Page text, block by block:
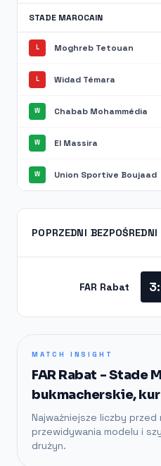
STADE MAROCAIN
L Moghreb Tetouan
L Widad Témara
W Chabab Mohammédia
W El Massira
W Union Sportive Boujaad
POPRZEDNI
FAR Rabat
MATCH INSIGHT
FAR Rabat - Stade
bukmacherskie,
Najważniejsze liczby przed
przewidywania modelu i
drużyn.